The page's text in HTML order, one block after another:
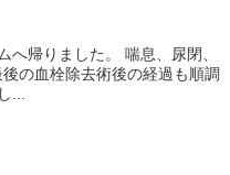
帰りました。 喘息、尿閉、
の血栓除去術後の経過も順調
...